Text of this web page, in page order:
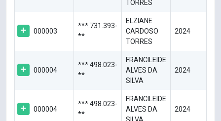
TORRES
000003
***.731.393-
**
ELZIANE
CARDOSO
TORRES
2024
000004
***.498.023-
**
FRANCILEIDE
ALVES DA
SILVA
2024
000004
***.498.023-
**
FRANCILEIDE
ALVES DA
2024